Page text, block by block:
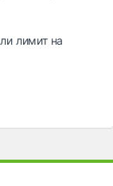
лимит на